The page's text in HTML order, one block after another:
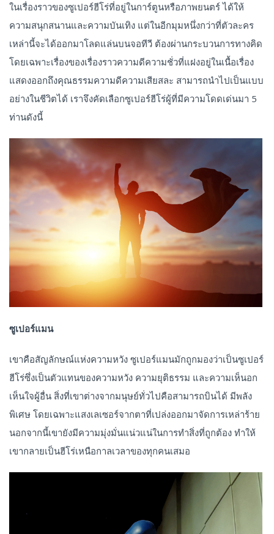
ในเรื่องราวของซูเปอร์ฮีโร่ที่อยู่ในการ์ตูนหรือภาพยนตร์ ได้ให้
ความสนุกสนานและความบันเทิง แต่ในอีกมุมหนึ่งกว่าที่ตัวละคร
เหล่านี้จะได้ออกมาโลดแล่นบนจอทีวี ต้องผ่านกระบวนการทางคิด
โดยเฉพาะเรื่องของเรื่องราวความดีความชั่วที่แฝงอยู่ในเนื้อเรื่อง
แสดงออกถึงคุณธรรมความดีความเสียสละ สามารถนำไปเป็นแบบ
อย่างในชีวิตได้ เราจึงคัดเลือกซูเปอร์ฮีโร่ผู้ที่มีความโดดเด่นมา 5
ท่านดังนี้
ซูเปอร์แมน
เขาคือสัญลักษณ์แห่งความหวัง ซูเปอร์แมนมักถูกมองว่าเป็นซูเปอร์
ฮีโร่ซึ่งเป็นตัวแทนของความหวัง ความยุติธรรม และความเห็นอก
เห็นใจผู้อื่น สิ่งที่เขาต่างจากมนุษย์ทั่วไปคือสามารถบินได้ มีพลัง
พิเศษ โดยเฉพาะแสงเลเซอร์จากตาที่เปล่งออกมาจัดการเหล่าร้าย
นอกจากนี้เขายังมีความมุ่งมั่นแน่วแน่ในการทำสิ่งที่ถูกต้อง ทำให้
เขากลายเป็นฮีโร่เหนือกาลเวลาของทุกคนเสมอ